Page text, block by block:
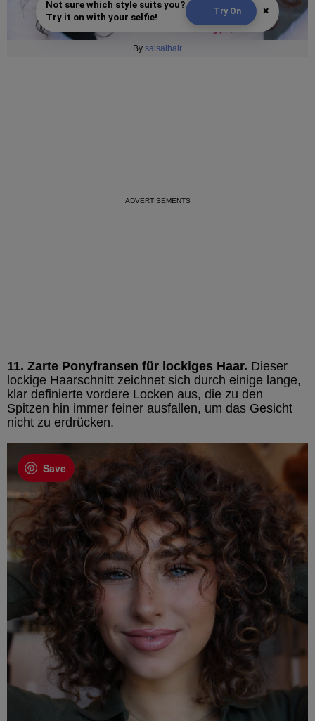
Not sure which style suits you?
Try it on with your selfie!
Try On ×
By salsalhair
11. Zarte Ponyfransen für lockiges Haar. Dieser
lockige Haarschnitt zeichnet sich durch einige lange,
klar definierte vordere Locken aus, die zu den
Spitzen hin immer feiner ausfallen, um das Gesicht
nicht zu erdrücken.
Save